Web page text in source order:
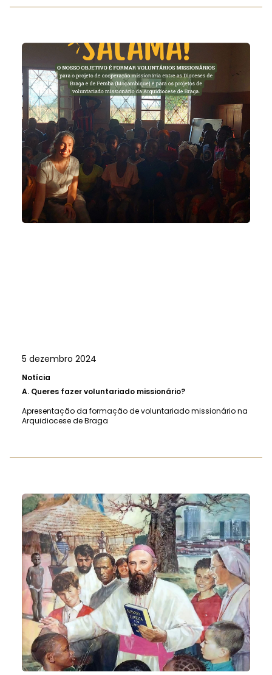
5 dezembro 2024
Notícia
A. Queres fazer voluntariado missionário?
Apresentação da formação de voluntariado missionário na
Arquidiocese de Braga